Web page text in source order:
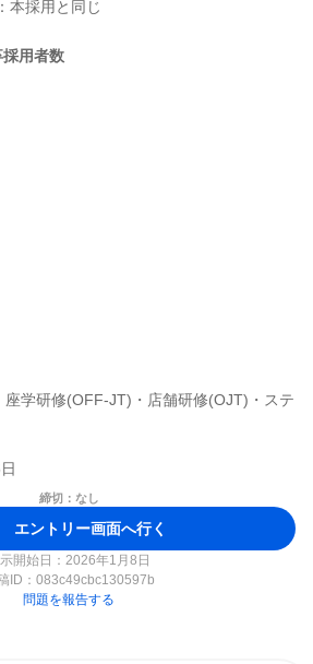
用者数
学研修(OFF-JT)・店舗研修(OJT)・ステ
締切：なし
エントリー画面へ行く
開始日：2026年1月8日
ID： 083c49cbc130597b
問題を報告する